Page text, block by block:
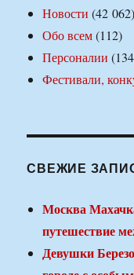
Новости (42 062)
Обо всем(112)
Персоналии
Фестивали,
СВЕЖИЕ
Москва
путешествие
Девушки